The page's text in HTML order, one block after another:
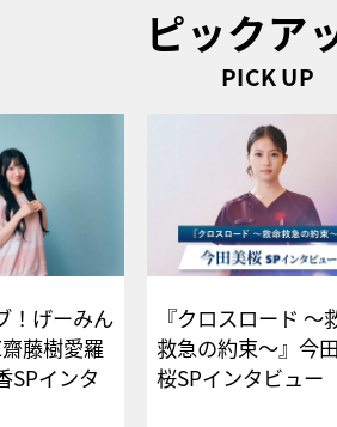
ピックア
PICK UP
！げーみん
藤樹愛羅
SPインタ
『クロスロード ～
救急の約束～』今
桜SPインタビュ